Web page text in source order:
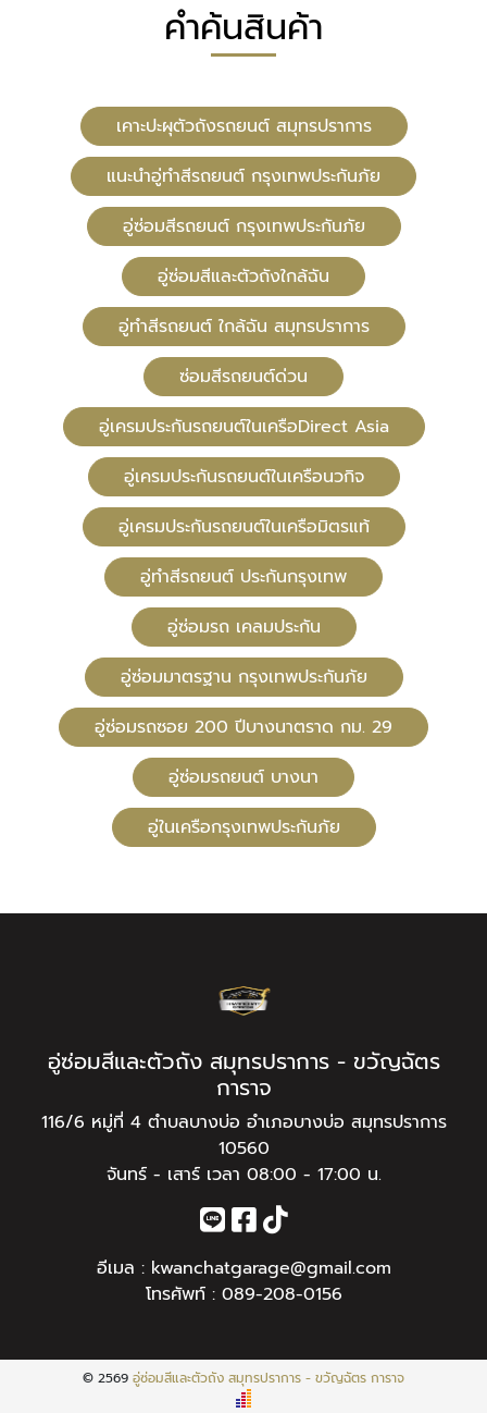
คำค้นสินค้า
เคาะปะผุตัวถังรถยนต์ สมุทรปราการ
แนะนำอู่ทำสีรถยนต์ กรุงเทพประกันภัย
อู่ซ่อมสีรถยนต์ กรุงเทพประกันภัย
อู่ซ่อมสีและตัวถังใกล้ฉัน
อู่ทําสีรถยนต์ ใกล้ฉัน สมุทรปราการ
ซ่อมสีรถยนต์ด่วน
อู่เครมประกันรถยนต์ในเครือDirect Asia
อู่เครมประกันรถยนต์ในเครือนวกิจ
อู่เครมประกันรถยนต์ในเครือมิตรแท้
อู่ทําสีรถยนต์ ประกันกรุงเทพ
อู่ซ่อมรถ เคลมประกัน
อู่ซ่อมมาตรฐาน กรุงเทพประกันภัย
อู่ซ่อมรถซอย 200 ปีบางนาตราด กม. 29
อู่ซ่อมรถยนต์ บางนา
อู่ในเครือกรุงเทพประกันภัย
อู่ซ่อมสีและตัวถัง สมุทรปราการ - ขวัญฉัตร
การาจ
116/6 หมู่ที่ 4 ตำบลบางบ่อ อำเภอบางบ่อ สมุทรปราการ
10560
จันทร์ - เสาร์ เวลา 08:00 - 17:00 น.
อีเมล : kwanchatgarage@gmail.com
โทรศัพท์ : 089-208-0156
© 2569 อู่ซ่อมสีและตัวถัง สมุทรปราการ - ขวัญฉัตร การาจ